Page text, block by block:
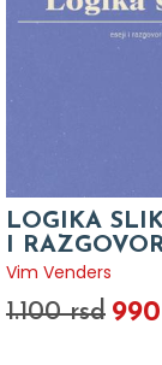
LOGIKA
I
Vim Venders
1.100 rsd